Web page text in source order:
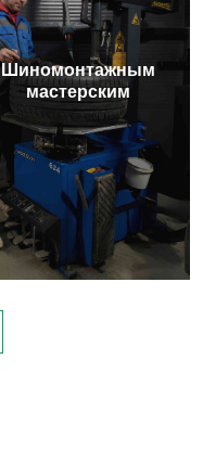
Шиномонтажным
мастерским